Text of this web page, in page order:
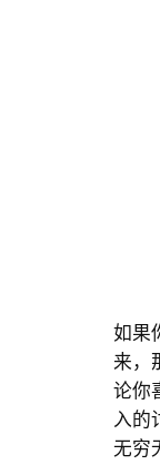
如果
来，
论你
入的
无穷